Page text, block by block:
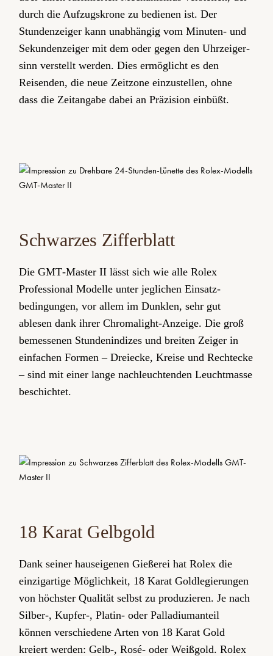
durch die Aufzugskrone zu bedienen ist. Der
Stunden­zeiger kann un­ab­hängig vom Minuten- und
Sekundenzeiger mit dem oder gegen den Uhr­zeiger­
sinn verstellt werden. Dies ermöglicht es den
Reisenden, die neue Zeitzone einzustellen, ohne
dass die Zeitangabe dabei an Präzision einbüßt.
Schwarzes Zifferblatt
Die GMT‑Master II lässt sich wie alle Rolex
Professional Modelle unter jeglichen Einsatz­
bedingungen, vor allem im Dunklen, sehr gut
ablesen dank ihrer Chromalight-Anzeige. Die groß
bemessenen Stundenindizes und breiten Zeiger in
einfachen Formen – Dreiecke, Kreise und Rechtecke
– sind mit einer lange nachleuchtenden Leuchtmasse
beschichtet.
18 Karat Gelbgold
Dank seiner hauseigenen Gießerei hat Rolex die
einzigartige Möglichkeit, 18 Karat Gold­legierungen
von höchster Qualität selbst zu produzieren. Je nach
Silber-, Kupfer-, Platin- oder Palladium­anteil
können verschiedene Arten von 18 Karat Gold
kreiert werden: Gelb-, Rosé- oder Weißgold. Rolex